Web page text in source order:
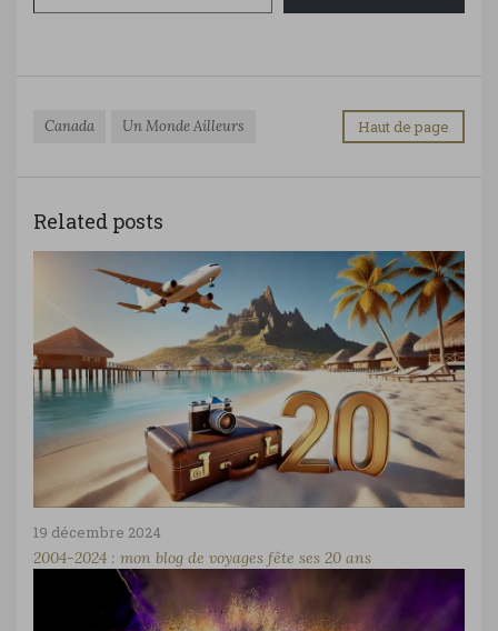
Canada Un Monde Ailleurs Haut de page
Related posts
19 décembre 2024
2004-2024 : mon blog de voyages fête ses 20 ans